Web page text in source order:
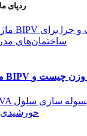
ردپای